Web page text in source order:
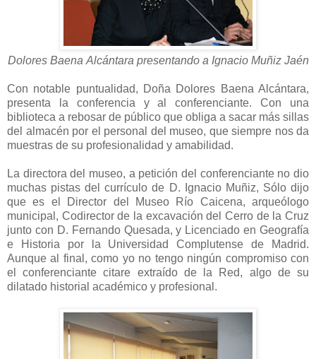
Dolores Baena Alcántara presentando a Ignacio Muñiz Jaén
Con notable puntualidad, Doña Dolores Baena Alcántara,
presenta la conferencia y al conferenciante. Con una
biblioteca a rebosar de público que obliga a sacar más sillas
del almacén por el personal del museo, que siempre nos da
muestras de su profesionalidad y amabilidad.
La directora del museo, a petición del conferenciante no dio
muchas pistas del currículo de D. Ignacio Muñiz, Sólo dijo
que es el Director del Museo Río Caicena, arqueólogo
municipal, Codirector de la excavación del Cerro de la Cruz
junto con D. Fernando Quesada, y Licenciado en Geografía
e Historia por la Universidad Complutense de Madrid.
Aunque al final, como yo no tengo ningún compromiso con
el conferenciante citare extraído de la Red, algo de su
dilatado historial académico y profesional.